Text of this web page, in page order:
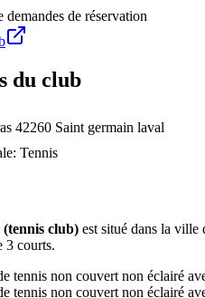
demandes de réservation
du club
42260 Saint germain laval
Tennis
(tennis club) est situé dans la ville
3 courts.
tennis non couvert non éclairé
tennis non couvert non éclairé